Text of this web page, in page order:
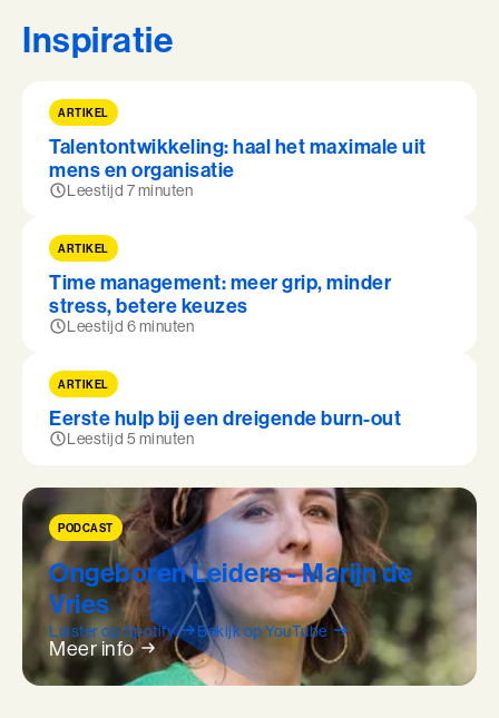
Inspiratie
ARTIKEL
Talentontwikkeling: haal het maximale uit
mens en organisatie
Leestijd 7 minuten
ARTIKEL
Time management: meer grip, minder
stress, betere keuzes
Leestijd 6 minuten
ARTIKEL
Eerste hulp bij een dreigende burn-out
Leestijd 5 minuten
PODCAST
Ongeboren Leiders - Marijn de
Vries
Luister op Spotify Bekijk op YouTube
Meer info